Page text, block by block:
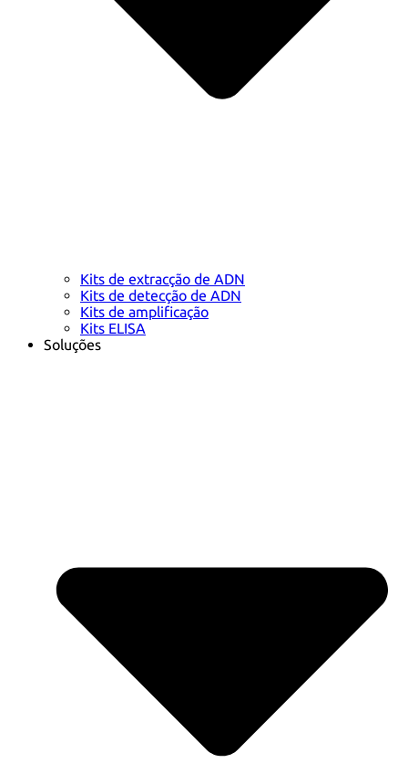
Kits de extracção de ADN
Kits de detecção de ADN
Kits de amplificação
Kits ELISA
Soluções